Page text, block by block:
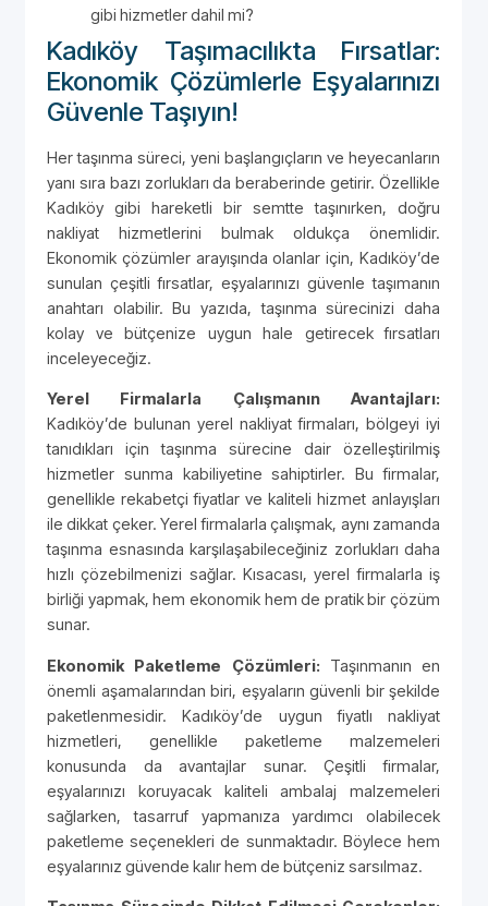
gibi hizmetler dahil mi?
Kadıköy Taşımacılıkta Fırsatlar:
Ekonomik Çözümlerle Eşyalarınızı
Güvenle Taşıyın!
Her taşınma süreci, yeni başlangıçların ve heyecanların
yanı sıra bazı zorlukları da beraberinde getirir. Özellikle
Kadıköy gibi hareketli bir semtte taşınırken, doğru
nakliyat hizmetlerini bulmak oldukça önemlidir.
Ekonomik çözümler arayışında olanlar için, Kadıköy’de
sunulan çeşitli fırsatlar, eşyalarınızı güvenle taşımanın
anahtarı olabilir. Bu yazıda, taşınma sürecinizi daha
kolay ve bütçenize uygun hale getirecek fırsatları
inceleyeceğiz.
Yerel Firmalarla Çalışmanın Avantajları:
Kadıköy’de bulunan yerel nakliyat firmaları, bölgeyi iyi
tanıdıkları için taşınma sürecine dair özelleştirilmiş
hizmetler sunma kabiliyetine sahiptirler. Bu firmalar,
genellikle rekabetçi fiyatlar ve kaliteli hizmet anlayışları
ile dikkat çeker. Yerel firmalarla çalışmak, aynı zamanda
taşınma esnasında karşılaşabileceğiniz zorlukları daha
hızlı çözebilmenizi sağlar. Kısacası, yerel firmalarla iş
birliği yapmak, hem ekonomik hem de pratik bir çözüm
sunar.
Ekonomik Paketleme Çözümleri: Taşınmanın en
önemli aşamalarından biri, eşyaların güvenli bir şekilde
paketlenmesidir. Kadıköy’de uygun fiyatlı nakliyat
hizmetleri, genellikle paketleme malzemeleri
konusunda da avantajlar sunar. Çeşitli firmalar,
eşyalarınızı koruyacak kaliteli ambalaj malzemeleri
sağlarken, tasarruf yapmanıza yardımcı olabilecek
paketleme seçenekleri de sunmaktadır. Böylece hem
eşyalarınız güvende kalır hem de bütçeniz sarsılmaz.